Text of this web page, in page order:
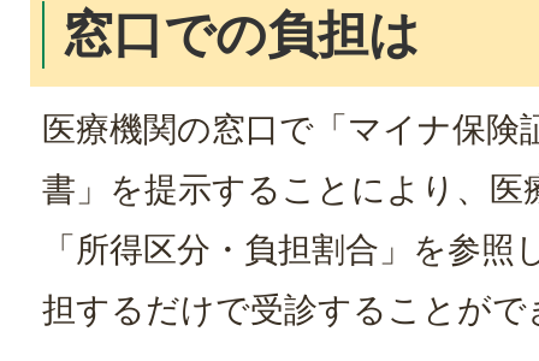
窓口での負担は
医療機関の窓口で「マイナ保険
書」を提示することにより、医
「所得区分・負担割合」を参
担するだけで受診することがで